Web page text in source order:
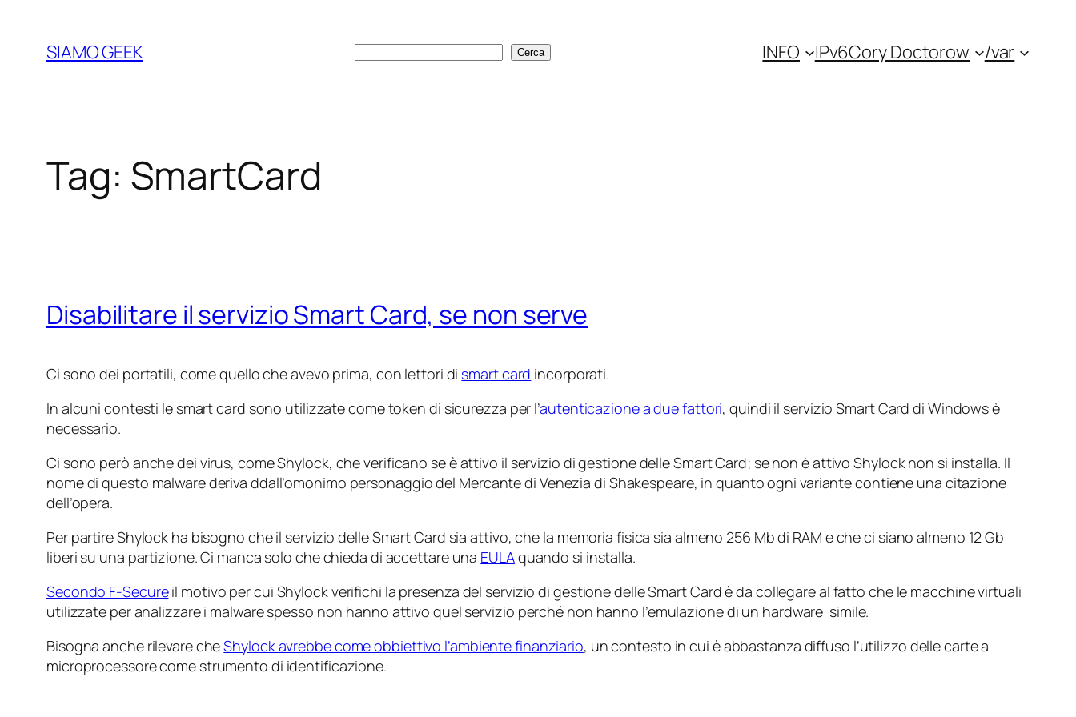
contenuto
SIAMO GEEK Cerca Cerca INFO IPv6Cory Doctorow /var
Tag: SmartCard
Disabilitare il servizio Smart Card, se non serve
Ci sono dei portatili, come quello che avevo prima, con lettori di smart card incorporati.
In alcuni contesti le smart card sono utilizzate come token di sicurezza per l’autenticazione a due fattori, quindi il servizio Smart Card di Windows è
necessario.
Ci sono però anche dei virus, come Shylock, che verificano se è attivo il servizio di gestione delle Smart Card; se non è attivo Shylock non si installa. Il
nome di questo malware deriva ddall’omonimo personaggio del Mercante di Venezia di Shakespeare, in quanto ogni variante contiene una citazione
dell’opera.
Per partire Shylock ha bisogno che il servizio delle Smart Card sia attivo, che la memoria fisica sia almeno 256 Mb di RAM e che ci siano almeno 12 Gb
liberi su una partizione. Ci manca solo che chieda di accettare una EULAquando si installa.
Secondo F-Secureil motivo per cui Shylock verifichi la presenza del servizio di gestione delle Smart Card è da collegare al fatto che le macchine virtuali
utilizzate per analizzare i malware spesso non hanno attivo quel servizio perché non hanno l’emulazione di un hardware simile.
Bisogna anche rilevare cheShylock avrebbe come obbiettivo l’ambiente finanziario, un contesto in cui è abbastanza diffuso l’utilizzo delle carte a
microprocessore come strumento di identificazione.